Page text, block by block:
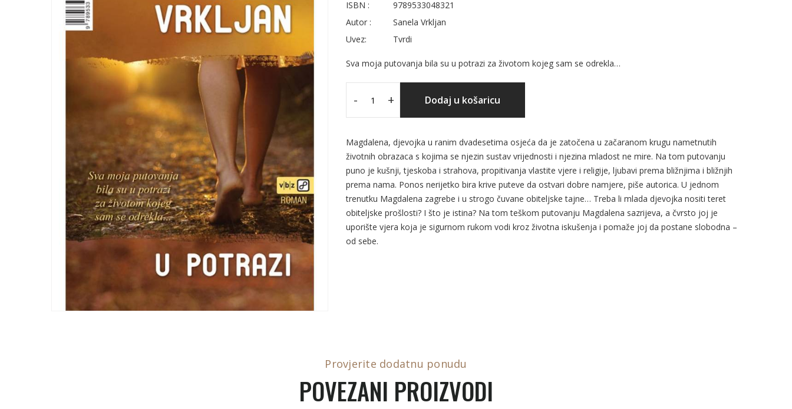
ISBN :
9789533048321
Autor :
Sanela Vrkljan
Uvez:
Tvrdi
Sva moja putovanja bila su u potrazi za životom kojeg sam se odrekla…
- + Dodaj u košaricu
Magdalena, djevojka u ranim dvadesetima osjeća da je zatočena u začaranom krugu nametnutih
životnih obrazaca s kojima se njezin sustav vrijednosti i njezina mladost ne mire. Na tom putovanju
puno je kušnji, tjeskoba i strahova, propitivanja vlastite vjere i religije, ljubavi prema bližnjima i bližnjih
prema nama. Ponos nerijetko bira krive puteve da ostvari dobre namjere, piše autorica. U jednom
trenutku Magdalena zagrebe i u strogo čuvane obiteljske tajne… Treba li mlada djevojka nositi teret
obiteljske prošlosti? I što je istina? Na tom teškom putovanju Magdalena sazrijeva, a čvrsto joj je
uporište vjera koja je sigurnom rukom vodi kroz životna iskušenja i pomaže joj da postane slobodna –
od sebe.
Provjerite dodatnu ponudu
POVEZANI PROIZVODI